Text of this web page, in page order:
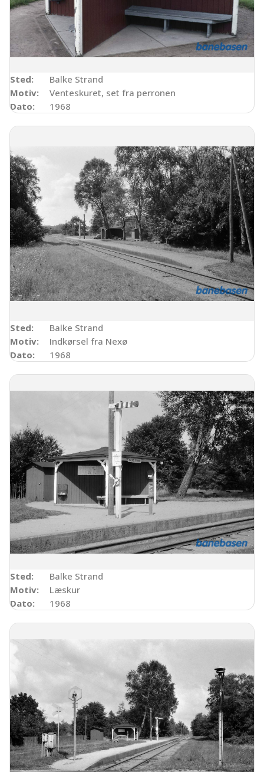
Sted:
Balke Strand
Motiv:
Venteskuret, set fra perronen
Dato:
1968
Sted:
Balke Strand
Motiv:
Indkørsel fra Nexø
Dato:
1968
Sted:
Balke Strand
Motiv:
Læskur
Dato:
1968